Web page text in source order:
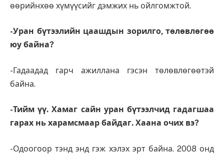
өөрийнхөө хүмүүсийг дэмжих нь ойлгомжтой.
-Уран бүтээлийн цаашдын зорилго, төлөвлөгөө
юу байна?
-Гадаадад гарч ажиллана гэсэн төлөвлөгөөтэй
байна.
-Тийм үү. Хамаг сайн уран бүтээлчид гадагшаа
гарах нь харамсмаар байдаг. Хаана очих вэ?
-Одоогоор тэнд энд гэж хэлэх эрт байна. 2008 онд